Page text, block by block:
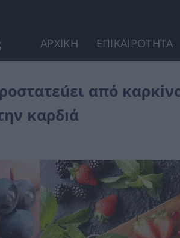
ΑΡΧΙΚΗ ΕΠΙΚΑΙΡΟΤΗΤΑ
από
καρδıά